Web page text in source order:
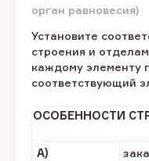
орган равновесия)
Установите
строения и
каждому элементу
соответствующий
ОСОБЕННОСТИ
А)